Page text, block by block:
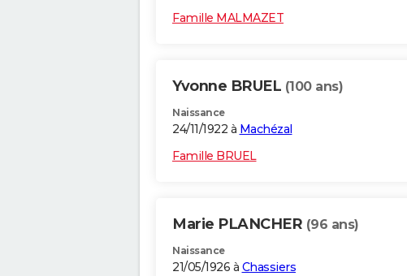
Famille MALMAZET
Yvonne BRUEL (100 ans)
Naissance
24/11/1922 à Machézal
Famille BRUEL
Marie PLANCHER (96 ans)
Naissance
21/05/1926 à Chassiers